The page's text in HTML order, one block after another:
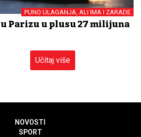
PUNO ULAGANJA, ALI IMA I ZARADE
Parizu u plusu 27 milijuna
Učitaj više
NOVOSTI
SPORT